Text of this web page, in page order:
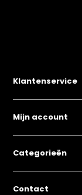
Klantenservice
Mijn account
Categorieën
Contact